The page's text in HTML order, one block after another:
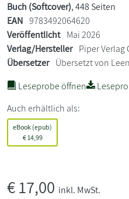
Buch (Softcover), 448 Seiten
EAN 9783492064620
Veröffentlicht Mai 2026
Verlag/Hersteller Piper Verlag
Übersetzer Übersetzt von
Leseprobe öffnen
Auch erhältlich als:
eBook (epub)
€14,99
€17,00 inkl. MwSt.